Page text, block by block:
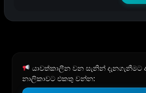
යාවත්කාලීන වන සැනින් දැනගැනීමට
නාලිකාවට එකතු වන්න: